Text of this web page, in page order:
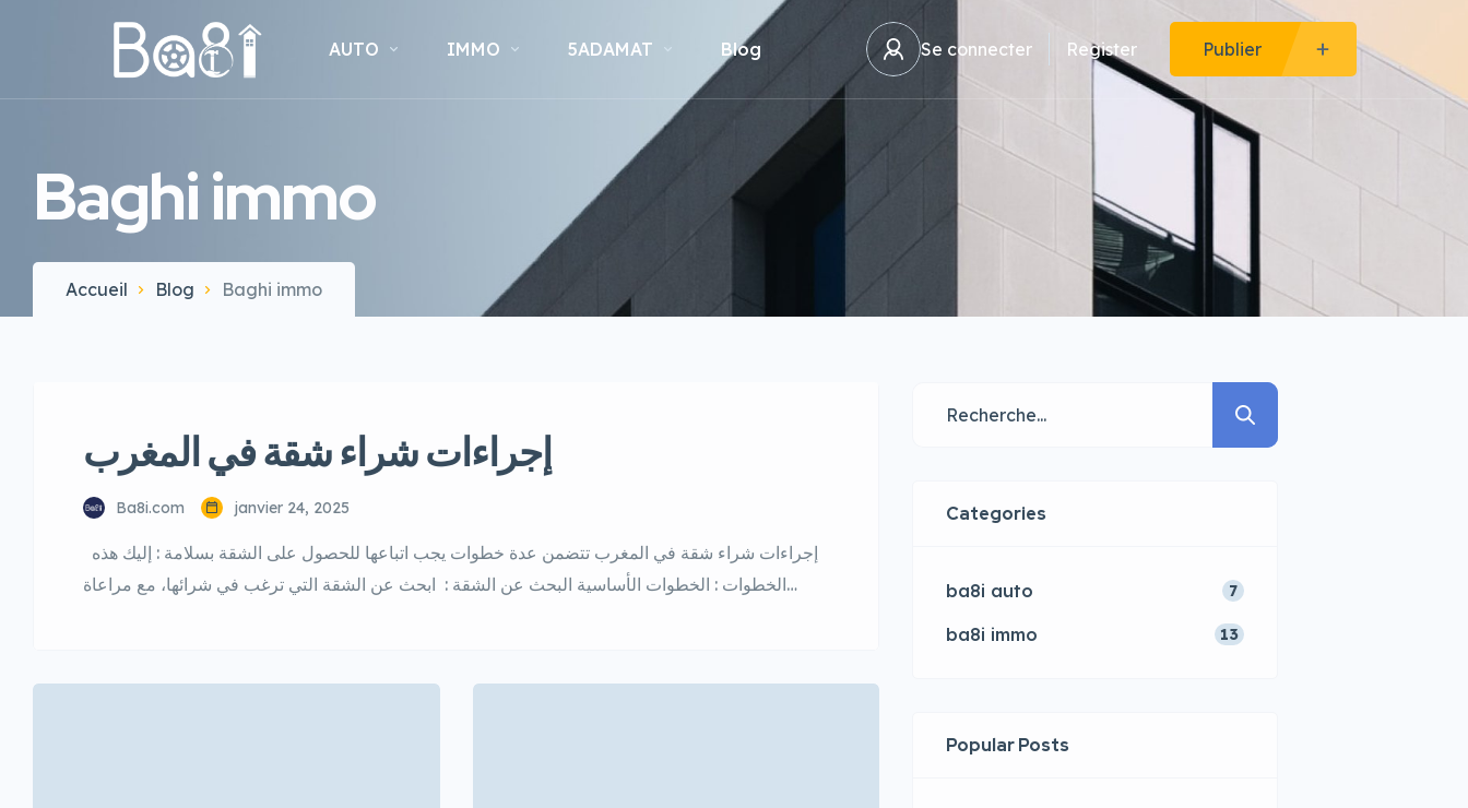
AUTO IMMO 5ADAMAT Blog Se connecter Register Publier
Baghi immo
Accueil Blog Baghi immo
إجراءات شراء شقة في المغرب
Ba8i.com janvier 24, 2025
الخطوات : الخطوات الأساسية البحث عن الشقة : ابحث عن الشقة التي ترغب في شرائها، مع مراعاة
Categories
ba8i auto 7
ba8i immo 13
Popular Posts